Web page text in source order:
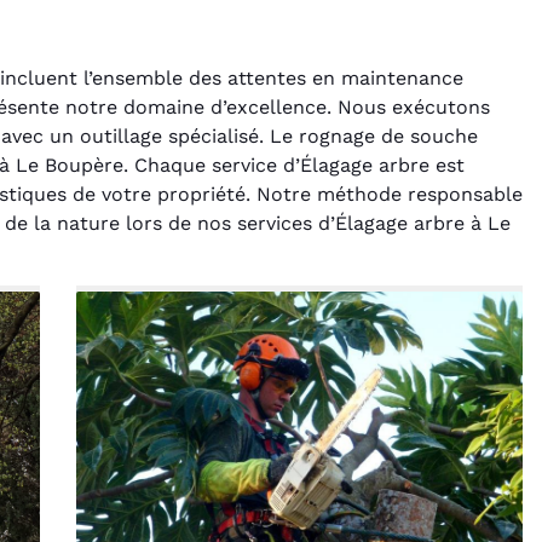
l’ensemble des attentes en maintenance
notre domaine d’excellence. Nous exécutons
un outillage spécialisé. Le rognage de souche
Boupère. Chaque service d’Élagage arbre est
de votre propriété. Notre méthode responsable
la nature lors de nos services d’Élagage arbre à Le
juin 2024
de terrassement
à Var était
L'équipe a
manière efficace
laissant
impeccable et
notre nouveau
14 décembre 2024
Excellente prestation pour
l'abattage délicat d'un sapin
entre deux maisons.
Technicité irréprochable et
sécurité assurée. Le
chantier a été laissé propre.
Je n'hésiterai pas à vous
recontacter.